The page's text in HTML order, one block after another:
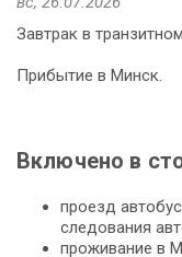
Завтрак в
Прибытие в Минск.
Включено в
проезд
следования
проживание в